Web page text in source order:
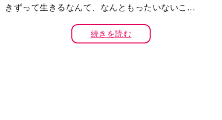
きずって生きるなんて、なんともったいないこ...
続きを読む